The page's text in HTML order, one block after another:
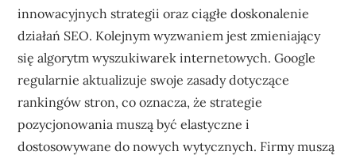
innowacyjnych strategii oraz ciągłe doskonalenie
działań SEO. Kolejnym wyzwaniem jest zmieniający
się algorytm wyszukiwarek internetowych. Google
regularnie aktualizuje swoje zasady dotyczące
rankingów stron, co oznacza, że strategie
pozycjonowania muszą być elastyczne i
dostosowywane do nowych wytycznych. Firmy muszą